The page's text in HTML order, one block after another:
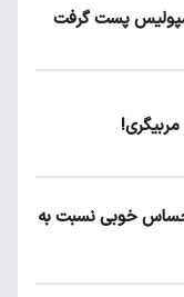
پست گرفت
خوبی نسبت به